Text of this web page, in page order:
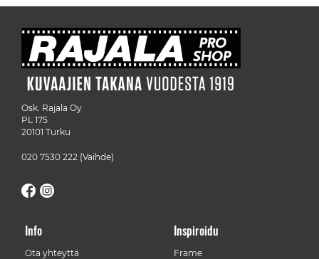
Osk. Rajala Oy
PL 175
20101 Turku
020 7530 222 (Vaihde)
Info
Ota yhteyttä
Inspiroidu
Frame